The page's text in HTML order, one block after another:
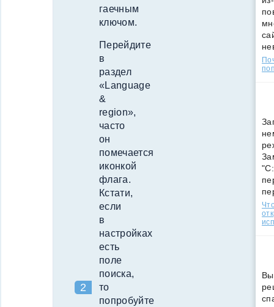
гаечным
ключом.
Перейдите
в
раздел
«Language
&
region»,
часто
он
помечается
иконкой
флага.
Кстати,
если
в
настройках
есть
поле
поиска,
то
попробуйте